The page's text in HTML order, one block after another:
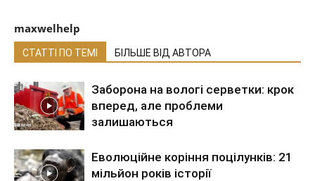
maxwelhelp
СТАТТІ ПО ТЕМІ БІЛЬШЕ ВІД АВТОРА
Заборона на вологі серветки: крок
вперед, але проблеми
залишаються
Еволюційне коріння поцілунків: 21
мільйон років історії